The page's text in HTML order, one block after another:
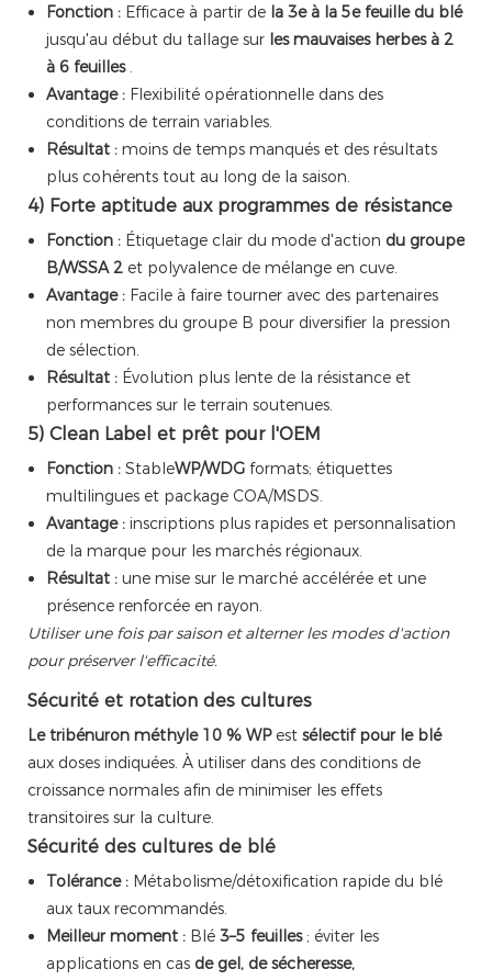
Fonction :Efficace à partir de la 3e à la 5e feuille du blé
jusqu'au début du tallage sur les mauvaises herbes à 2
à 6 feuilles.
Avantage :Flexibilité opérationnelle dans des
conditions de terrain variables.
Résultat :moins de temps manqués et des résultats
plus cohérents tout au long de la saison.
4) Forte aptitude aux programmes de résistance
Fonction :Étiquetage clair du mode d'action du groupe
B/WSSA 2et polyvalence de mélange en cuve.
Avantage :Facile à faire tourner avec des partenaires
non membres du groupe B pour diversifier la pression
de sélection.
Résultat :Évolution plus lente de la résistance et
performances sur le terrain soutenues.
5) Clean Label et prêt pour l'OEM
Fonction :StableWP/WDGformats; étiquettes
multilingues et package COA/MSDS.
Avantage :inscriptions plus rapides et personnalisation
de la marque pour les marchés régionaux.
Résultat :une mise sur le marché accélérée et une
présence renforcée en rayon.
Utiliser une fois par saison et alterner les modes d'action
pour préserver l'efficacité.
Sécurité et rotation des cultures
Le tribénuron méthyle 10 % WPest sélectif pour le blé
aux doses indiquées. À utiliser dans des conditions de
croissance normales afin de minimiser les effets
transitoires sur la culture.
Sécurité des cultures de blé
Tolérance :Métabolisme/détoxification rapide du blé
aux taux recommandés.
Meilleur moment :Blé 3–5 feuilles; éviter les
applications en cas de gel, de sécheresse,